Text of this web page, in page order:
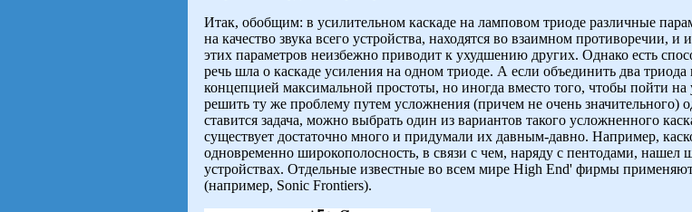
Итак, обобщим: в усилительном каскаде на ламповом триоде различные
на качество звука всего устройства, находятся во взаимном противоречии,
этих параметров неизбежно приводит к ухудшению других. Однако есть
речь шла о каскаде усиления на одном триоде. А если объединить два
концепцией максимальной простоты, но иногда вместо того, чтобы пойти
решить ту же проблему путем усложнения (причем не очень значительного)
ставится задача, можно выбрать один из вариантов такого усложненного
существует достаточно много и придумали их давным-давно. Например,
одновременно широкополосность, в связи с чем, наряду с пентодами,
устройствах. Отдельные известные во всем мире High End' фирмы
(например, Sonic Frontiers).